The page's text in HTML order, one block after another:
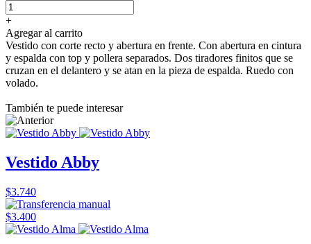
+
Agregar al carrito
Vestido con corte recto y abertura en frente. Con abertura en cintura
y espalda con top y pollera separados. Dos tiradores finitos que se
cruzan en el delantero y se atan en la pieza de espalda. Ruedo con
volado.
También te puede interesar
Vestido Abby
$3.740
$3.400